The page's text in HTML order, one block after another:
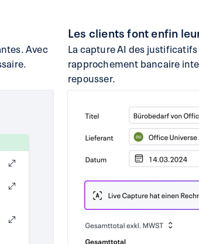
Avec
Les clients font enfin
La capture AI des justificatifs
rapprochement bancaire
repousser.